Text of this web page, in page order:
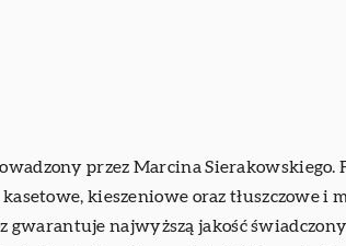
przez Marcina Sierakowskiego.
kieszeniowe oraz
najwyższą jakość